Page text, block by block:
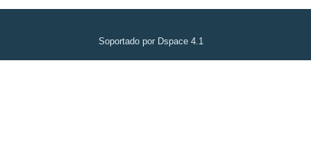
Soportado por Dspace 4.1